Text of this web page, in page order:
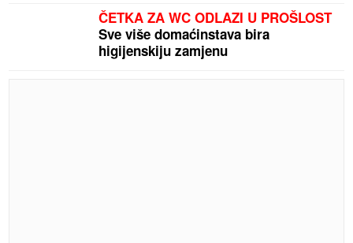
ČETKA ZA WC ODLAZI U PROŠLOST
Sve više domaćinstava bira
higijenskiju zamjenu